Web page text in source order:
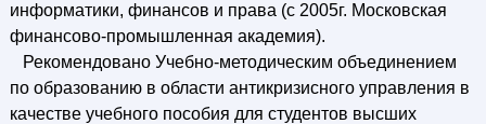
информатики, финансов и права (с 2005г. Московская
финансово-промышленная академия).
Рекомендовано Учебно-методическим объединением
по образованию в области антикризисного управления в
качестве учебного пособия для студентов высших